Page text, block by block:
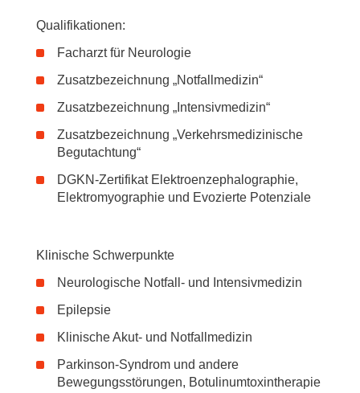
Qualifikationen:
Facharzt für Neurologie
Zusatzbezeichnung „Notfallmedizin“
Zusatzbezeichnung „Intensivmedizin“
Zusatzbezeichnung „Verkehrsmedizinische
Begutachtung“
DGKN-Zertifikat Elektroenzephalographie,
Elektromyographie und Evozierte Potenziale
Klinische Schwerpunkte
Neurologische Notfall- und Intensivmedizin
Epilepsie
Klinische Akut- und Notfallmedizin
Parkinson-Syndrom und andere
Bewegungsstörungen, Botulinumtoxintherapie